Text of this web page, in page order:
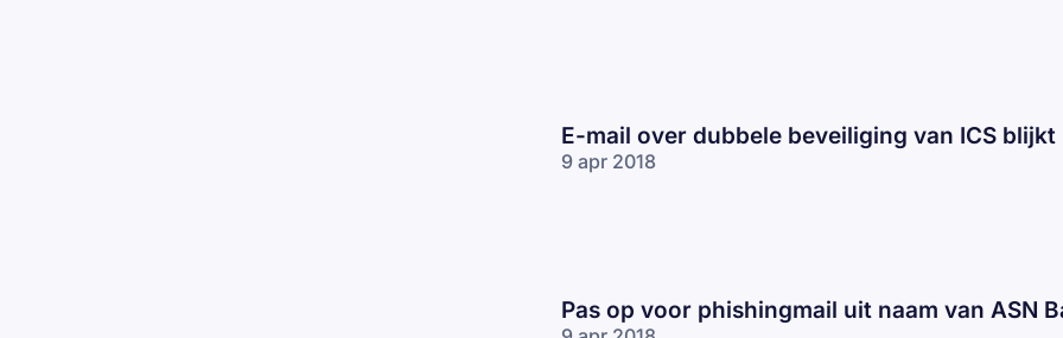
E-mail over dubbele beveiliging van ICS
9 apr 2018
Pas op voor phishingmail uit naam van ASN